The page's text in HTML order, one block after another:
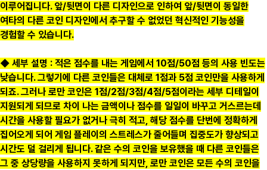
이루어집니다. 앞/뒷면이 다른 디자인으로 인하여 앞/뒷면이 동일한
여타의 다른 코인 디자인에서 추구할 수 없었던 혁신적인 기능성을
경험할 수 있습니다.
◆ 세부 설명 : 적은 점수를 내는 게임에서 10점/50점 등의 사용 빈도는
낮습니다. 그렇기에 다른 코인들은 대체로 1점과 5점 코인만을 사용하게
되죠. 그러나 로만 코인은 1점/2점/3점/4점/5점이라는 세부 디테일이
지원되게 되므로 차이 나는 금액이나 점수를 일일이 바꾸고 거스르는데
시간을 사용할 필요가 없거나 극히 적고, 해당 점수를 단번에 정확하게
집어오게 되어 게임 플레이의 스트레스가 줄어들며 집중도가 향상되고
시간도 덜 걸리게 됩니다. 같은 수의 코인을 보유했을 때 다른 코인들은
그 중 상당량을 사용하지 못하게 되지만, 로만 코인은 모든 수의 코인을